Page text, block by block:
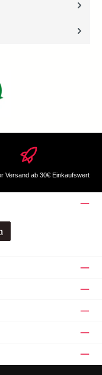
Versand ab 30€ Einkaufswert